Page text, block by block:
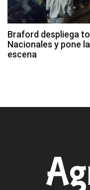
Braford despliega
Nacionales y pone
escena